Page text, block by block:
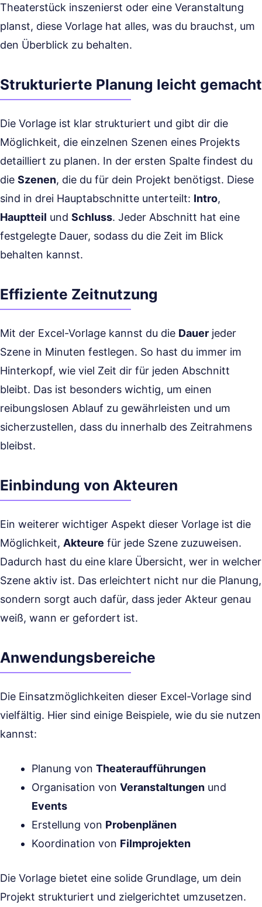
Theaterstück inszenierst oder eine Veranstaltung
planst, diese Vorlage hat alles, was du brauchst, um
den Überblick zu behalten.
Strukturierte Planung leicht gemacht
Die Vorlage ist klar strukturiert und gibt dir die
Möglichkeit, die einzelnen Szenen eines Projekts
detailliert zu planen. In der ersten Spalte findest du
die Szenen, die du für dein Projekt benötigst. Diese
sind in drei Hauptabschnitte unterteilt: Intro,
Hauptteil und Schluss. Jeder Abschnitt hat eine
festgelegte Dauer, sodass du die Zeit im Blick
behalten kannst.
Effiziente Zeitnutzung
Mit der Excel-Vorlage kannst du die Dauer jeder
Szene in Minuten festlegen. So hast du immer im
Hinterkopf, wie viel Zeit dir für jeden Abschnitt
bleibt. Das ist besonders wichtig, um einen
reibungslosen Ablauf zu gewährleisten und um
sicherzustellen, dass du innerhalb des Zeitrahmens
bleibst.
Einbindung von Akteuren
Ein weiterer wichtiger Aspekt dieser Vorlage ist die
Möglichkeit, Akteure für jede Szene zuzuweisen.
Dadurch hast du eine klare Übersicht, wer in welcher
Szene aktiv ist. Das erleichtert nicht nur die Planung,
sondern sorgt auch dafür, dass jeder Akteur genau
weiß, wann er gefordert ist.
Anwendungsbereiche
Die Einsatzmöglichkeiten dieser Excel-Vorlage sind
vielfältig. Hier sind einige Beispiele, wie du sie nutzen
kannst:
Planung von Theateraufführungen
Organisation von Veranstaltungen und
Events
Erstellung von Probenplänen
Koordination von Filmprojekten
Die Vorlage bietet eine solide Grundlage, um dein
Projekt strukturiert und zielgerichtet umzusetzen.